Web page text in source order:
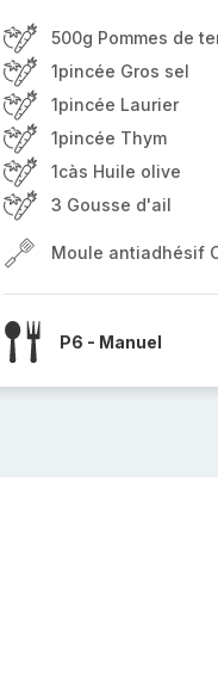
500g Pommes de
1pincée Gros sel
1pincée Laurier
1pincée Thym
1càs Huile olive
3 Gousse d'ail
Moule antiadhésif
P6 - Manuel